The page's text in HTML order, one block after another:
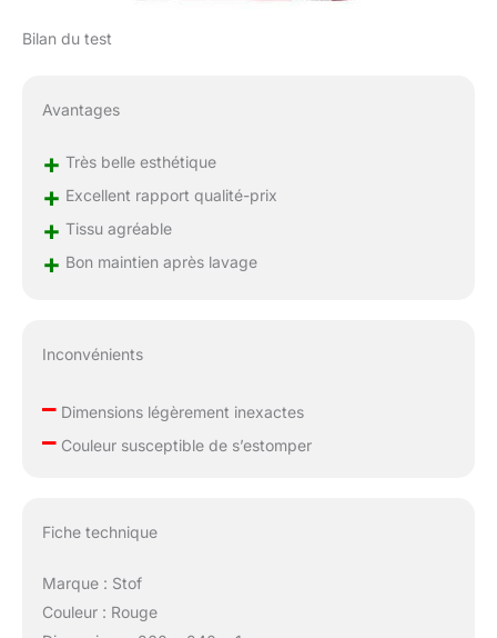
Bilan du test
Avantages
+ Très belle esthétique
+ Excellent rapport qualité-prix
+ Tissu agréable
+ Bon maintien après lavage
Inconvénients
–Dimensions légèrement inexactes
–Couleur susceptible de s’estomper
Fiche technique
Marque : Stof
Couleur : Rouge